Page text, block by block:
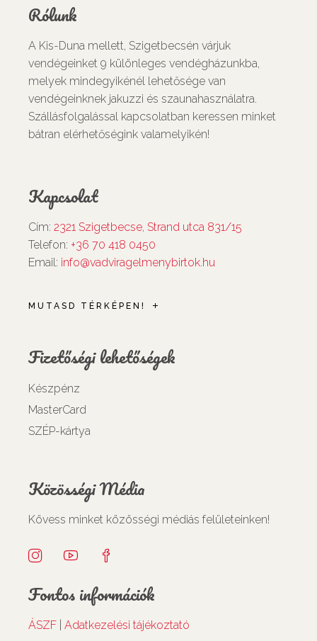
Rólunk
A Kis-Duna mellett, Szigetbecsén várjuk
vendégeinket 9 különleges vendégházunkba,
melyek mindegyikénél lehetősége van
vendégeinknek jakuzzi és szaunahasználatra.
Szállásfolgalással kapcsolatban keressen minket
bátran elérhetőségink valamelyikén!
Kapcsolat
Cím: 2321 Szigetbecse, Strand utca 831/15
Telefon: +36 70 418 0450
Email: info@vadviragelmenybirtok.hu
MUTASD TÉRKÉPEN!
Fizetőségi lehetőségek
Készpénz
MasterCard
SZÉP-kártya
Közösségi Média
Kövess minket közösségi médiás felületeinken!
Fontos információk
ÁSZF Adatkezelési tájékoztató